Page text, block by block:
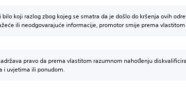
bilo koji razlog zbog kojeg se smatra da je došlo do kršenja ovih
ili neodgovarajuće informacije, promotor smije prema
pravo da prema vlastitom razumnom nahođenju
i uvjetima ili ponudom.